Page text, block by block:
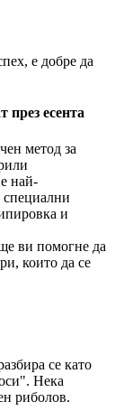
е добре да
през есента
метод за
най-
специални
и
ви помогне да
които да се
се като
Нека
риболов.